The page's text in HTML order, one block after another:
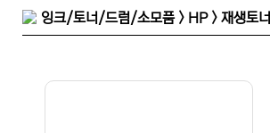
잉크/토너/드럼/소모품 > HP > 재생토너